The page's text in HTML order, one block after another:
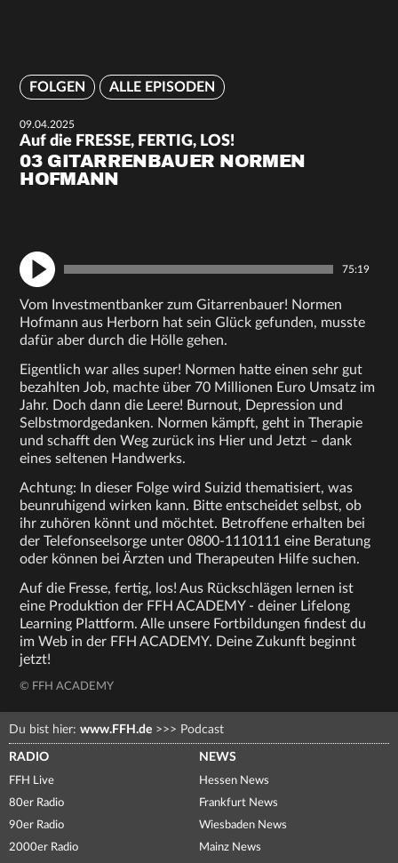
FOLGEN ALLE EPISODEN
09.04.2025
Auf die FRESSE, FERTIG, LOS!
03 GITARRENBAUER NORMEN
HOFMANN
75:19
Vom Investmentbanker zum Gitarrenbauer! Normen
Hofmann aus Herborn hat sein Glück gefunden, musste
dafür aber durch die Hölle gehen.
Eigentlich war alles super! Normen hatte einen sehr gut
bezahlten Job, machte über 70 Millionen Euro Umsatz im
Jahr. Doch dann die Leere! Burnout, Depression und
Selbstmordgedanken. Normen kämpft, geht in Therapie
und schafft den Weg zurück ins Hier und Jetzt – dank
eines seltenen Handwerks.
Achtung: In dieser Folge wird Suizid thematisiert, was
beunruhigend wirken kann. Bitte entscheidet selbst, ob
ihr zuhören könnt und möchtet. Betroffene erhalten bei
der Telefonseelsorge unter 0800-1110111 eine Beratung
oder können bei Ärzten und Therapeuten Hilfe suchen.
Auf die Fresse, fertig, los! Aus Rückschlägen lernen ist
eine Produktion der FFH ACADEMY - deiner Lifelong
Learning Plattform. Alle unsere Fortbildungen findest du
im Web in der FFH ACADEMY. Deine Zukunft beginnt
jetzt!
© FFH ACADEMY
Du bist hier: www.FFH.de >>> Podcast
RADIO
FFH Live
80er Radio
90er Radio
2000er Radio
NEWS
Hessen News
Frankfurt News
Wiesbaden News
Mainz News